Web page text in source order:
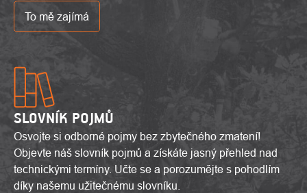
To mě zajímá
SLOVNÍK POJMŮ
Osvojte si odborné pojmy bez zbytečného zmatení!
Objevte náš slovník pojmů a získáte jasný přehled nad
technickými termíny. Učte se a porozumějte s pohodlím
díky našemu užitečnému slovníku.